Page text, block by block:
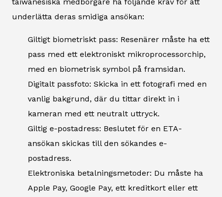
underlätta deras smidiga ansökan:
Giltigt biometriskt pass: Resenärer måste ha ett
pass med ett elektroniskt mikroprocessorchip,
med en biometrisk symbol på framsidan.
Digitalt passfoto: Skicka in ett fotografi med en
vanlig bakgrund, där du tittar direkt in i
kameran med ett neutralt uttryck.
Giltig e-postadress: Beslutet för en ETA-
ansökan skickas till den sökandes e-
postadress.
Elektroniska betalningsmetoder: Du måste ha
Apple Pay, Google Pay, ett kreditkort eller ett